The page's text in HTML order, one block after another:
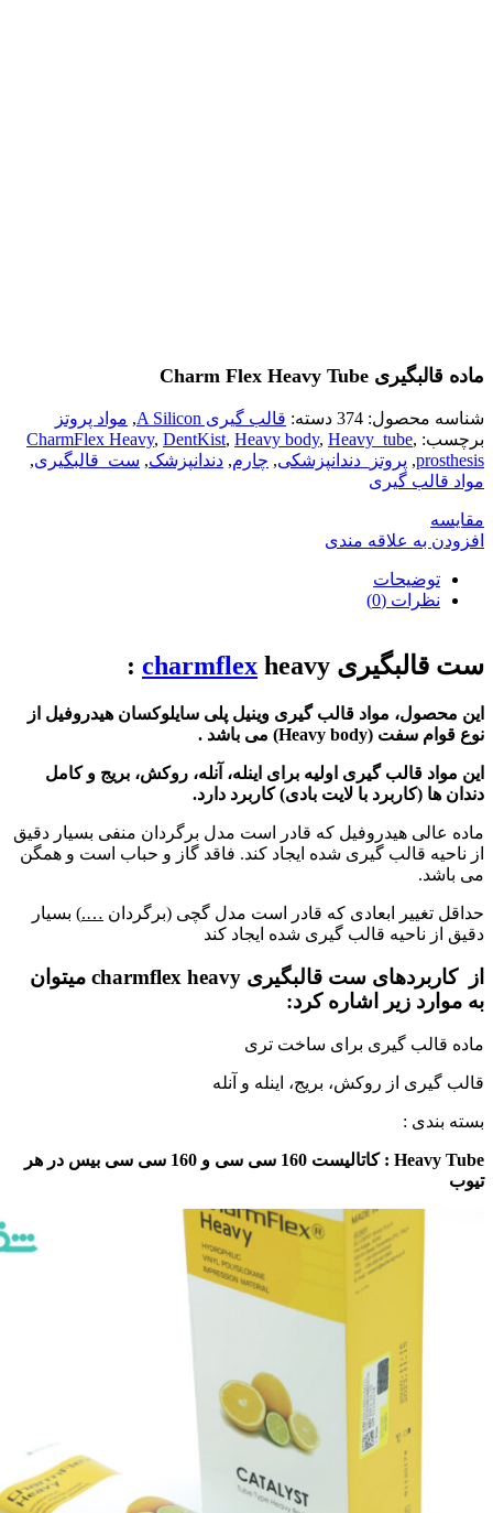
ماده قالبگیری Charm Flex Heavy Tube
شناسه محصول: 374 دسته: قالب گیری A Silicon , مواد پروتز
برچسب:
CharmFlex Heavy, DentKist, Heavy body, Heavy_tube,
prosthesis
, پروتز_دندانپزشکی, چارم, دندانپزشک, ست_قالبگیری,
مواد قالب گیری
مقایسه
افزودن به علاقه مندی
توضیحات
نظرات (0)
ست قالبگیری charmflex heavy :
این محصول، مواد قالب گیری وینیل پلی سایلوکسان هیدروفیل از
نوع قوام سفت (Heavy body) می باشد .
این مواد قالب گیری اولیه برای اینله، آنله، روکش، بریج و کامل
دندان ها (کاربرد با لایت بادی) کاربرد دارد.
ماده عالی هیدروفیل که قادر است مدل برگردان منفی بسیار دقیق
از ناحیه قالب گیری شده ایجاد کند. فاقد گاز و حباب است و همگن
می باشد.
حداقل تغییر ابعادی که قادر است مدل گچی (برگردان ….) بسیار
دقیق از ناحیه قالب گیری شده ایجاد کند
از کاربردهای ست قالبگیری charmflex heavy میتوان
به موارد زیر اشاره کرد:
ماده قالب گیری برای ساخت تری
قالب گیری از روکش، بریج، اینله و آنله
بسته بندی :
Heavy Tube : کاتالیست 160 سی سی و 160 سی سی بیس در هر
تیوب